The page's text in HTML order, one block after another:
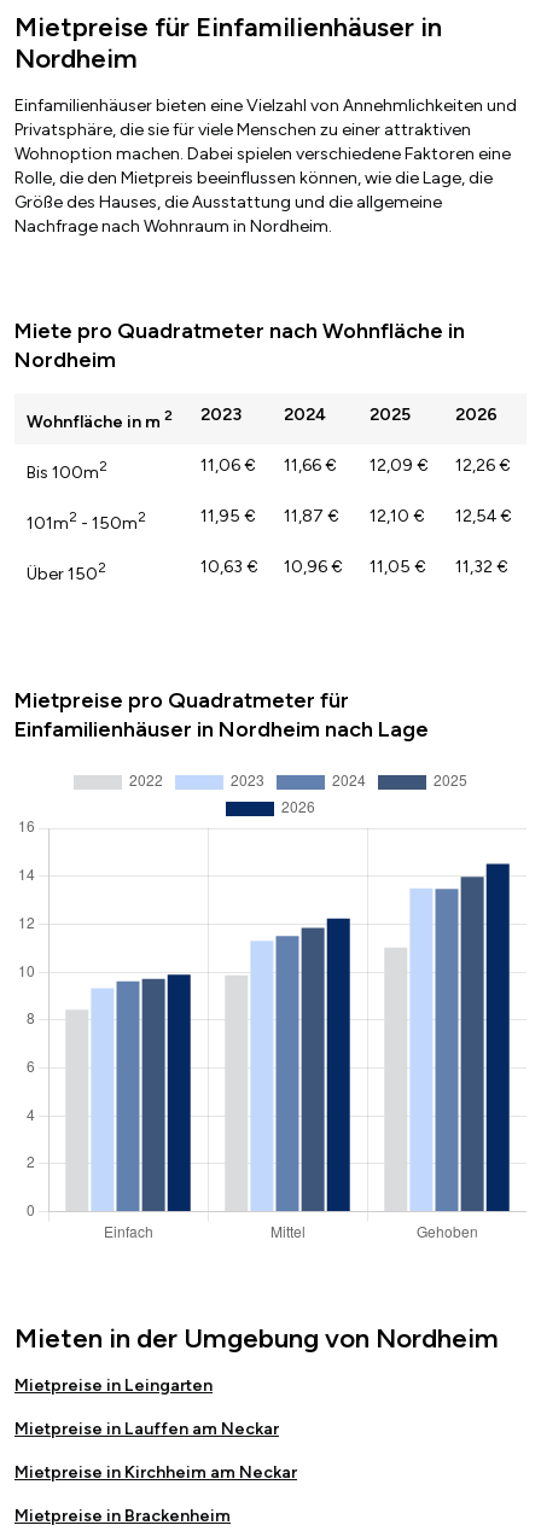
Mietpreise für Einfamilienhäuser in
Nordheim
Einfamilienhäuser bieten eine Vielzahl von Annehmlichkeiten und
Privatsphäre, die sie für viele Menschen zu einer attraktiven
Wohnoption machen. Dabei spielen verschiedene Faktoren eine
Rolle, die den Mietpreis beeinflussen können, wie die Lage, die
Größe des Hauses, die Ausstattung und die allgemeine
Nachfrage nach Wohnraum in Nordheim.
Miete pro Quadratmeter nach Wohnfläche in
Nordheim
Wohnfläche in m 2 2023 2024 2025 2026
Bis 100m2 11,06 € 11,66 € 12,09 € 12,26 €
101m2 - 150m2 11,95 € 11,87 € 12,10 € 12,54 €
Über 1502 10,63 € 10,96 € 11,05 € 11,32 €
Mietpreise pro Quadratmeter für
Einfamilienhäuser in Nordheim nach Lage
Mieten in der Umgebung von Nordheim
Mietpreise in Leingarten
Mietpreise in Lauffen am Neckar
Mietpreise in Kirchheim am Neckar
Mietpreise in Brackenheim